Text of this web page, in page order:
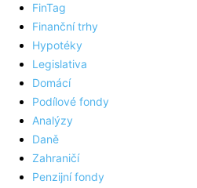
FinTag
Finanční trhy
Hypotéky
Legislativa
Domácí
Podílové fondy
Analýzy
Daně
Zahraničí
Penzijní fondy